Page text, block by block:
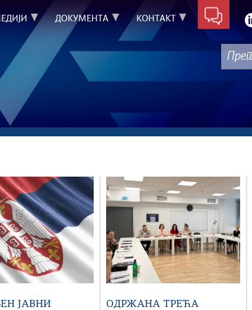
ДОКУМЕНТА КОНТАКТ
ЈАВНИ
ОДРЖАНА ТРЕЋА